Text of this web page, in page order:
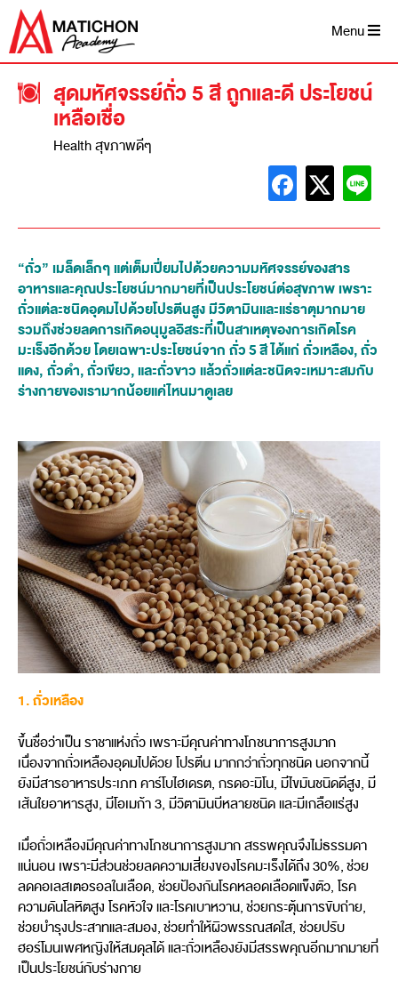
Menu
สุดมหัศจรรย์ถั่ว 5 สี ถูกและดี ประโยชน์
เหลือเชื่อ
Health สุขภาพดีๆ
“ถั่ว” เมล็ดเล็กๆ แต่เต็มเปี่ยมไปด้วยความมหัศจรรย์ของสาร
อาหารและคุณประโยชน์มากมายที่เป็นประโยชน์ต่อสุขภาพ เพราะ
ถั่วแต่ละชนิดอุดมไปด้วยโปรตีนสูง มีวิตามินและแร่ธาตุมากมาย
รวมถึงช่วยลดการเกิดอนุมูลอิสระที่เป็นสาเหตุของการเกิดโรค
มะเร็งอีกด้วย โดยเฉพาะประโยชน์จาก ถั่ว 5 สี ได้แก่ ถั่วเหลือง, ถั่ว
แดง, ถั่วดำ, ถั่วเขียว, และถั่วขาว แล้วถั่วแต่ละชนิดจะเหมาะสมกับ
ร่างกายของเรามากน้อยแค่ไหนมาดูเลย
1. ถั่วเหลือง
ขึ้นชื่อว่าเป็น ราชาแห่งถั่ว เพราะมีคุณค่าทางโภชนาการสูงมาก
เนื่องจากถั่วเหลืองอุดมไปด้วย โปรตีน มากกว่าถั่วทุกชนิด นอกจากนี้
ยังมีสารอาหารประเภท คาร์โบไฮเดรต, กรดอะมิโน, มีไขมันชนิดดีสูง, มี
เส้นใยอาหารสูง, มีโอเมก้า 3, มีวิตามินบีหลายชนิด และมีเกลือแร่สูง
เมื่อถั่วเหลืองมีคุณค่าทางโภชนาการสูงมาก สรรพคุณจึงไม่ธรรมดา
แน่นอน เพราะมีส่วนช่วยลดความเสี่ยงของโรคมะเร็งได้ถึง 30%, ช่วย
ลดคอเลสเตอรอลในเลือด, ช่วยป้องกันโรคหลอดเลือดแข็งตัว, โรค
ความดันโลหิตสูง โรคหัวใจ และโรคเบาหวาน, ช่วยกระตุ้นการขับถ่าย,
ช่วยบำรุงประสาทและสมอง, ช่วยทำให้ผิวพรรณสดใส, ช่วยปรับ
ฮอร์โมนเพศหญิงให้สมดุลได้ และถั่วเหลืองยังมีสรรพคุณอีกมากมายที่
เป็นประโยชน์กับร่างกาย